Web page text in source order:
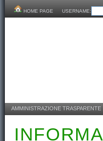
HOME PAGE USERNAME:
AMMINISTRAZIONE TRASPARENTE